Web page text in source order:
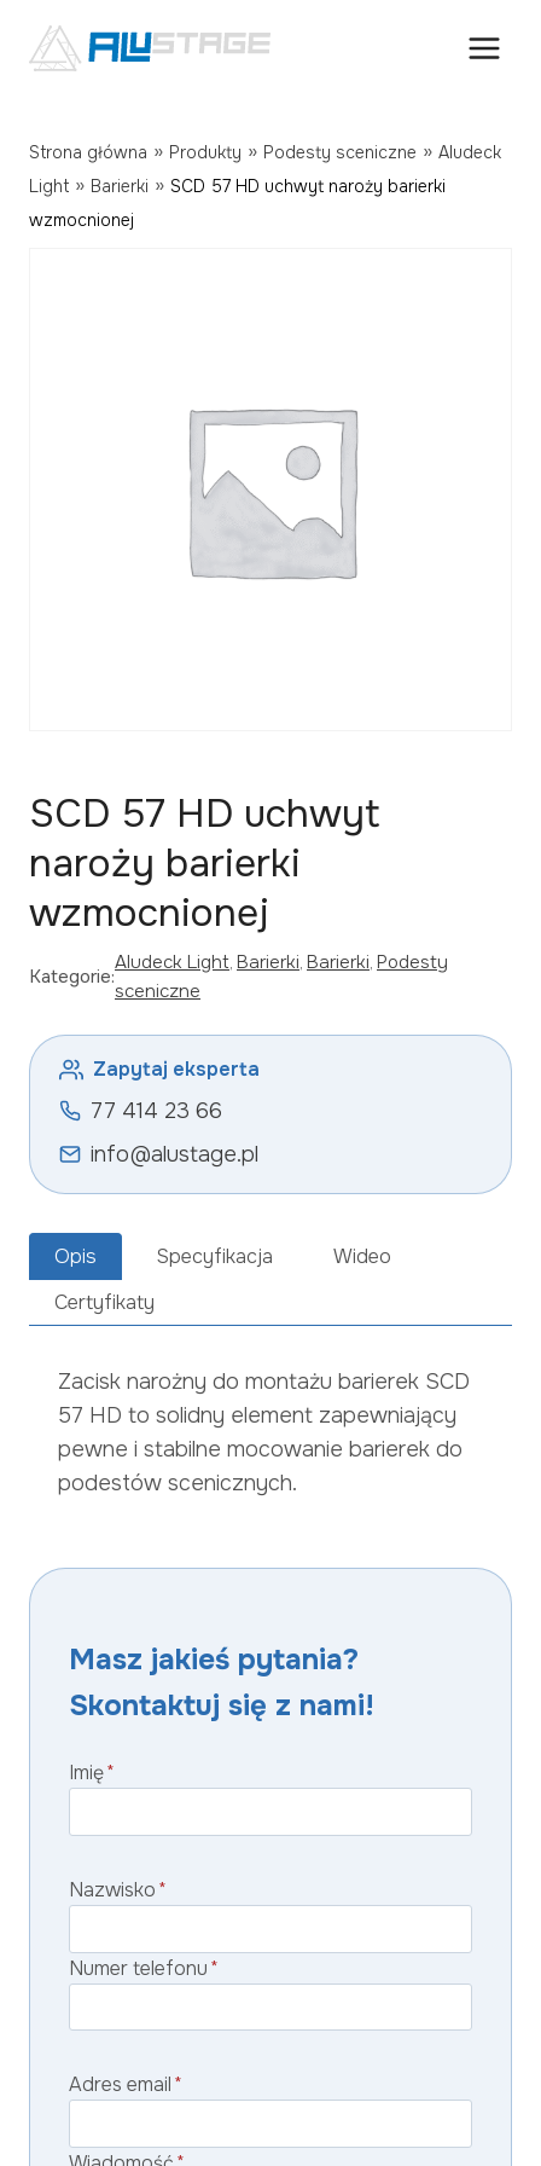
Strona główna » Produkty » Podesty sceniczne » Aludeck
Light » Barierki » SCD 57 HD uchwyt naroży barierki
wzmocnionej
SCD 57 HD uchwyt
naroży barierki
wzmocnionej
Kategorie:
Aludeck Light, Barierki, Barierki, Podesty
sceniczne
Zapytaj eksperta
77 414 23 66
info@alustage.pl
Opis Specyfikacja
Wideo
Certyfikaty
Zacisk narożny do montażu barierek SCD
57 HD to solidny element zapewniający
pewne i stabilne mocowanie barierek do
podestów scenicznych.
Masz jakieś pytania?
Skontaktuj się z nami!
Imię*
Nazwisko*
Numer telefonu*
Adres email*